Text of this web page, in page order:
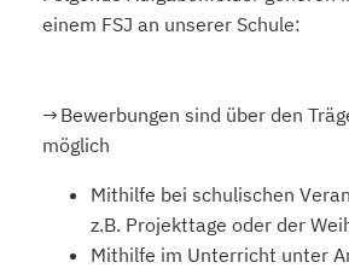
einem FSJ an unserer Schule:
→ Bewerbungen sind über den
möglich
Mithilfe bei schulischen
z.B. Projekttage oder der
Mithilfe im Unterricht unter